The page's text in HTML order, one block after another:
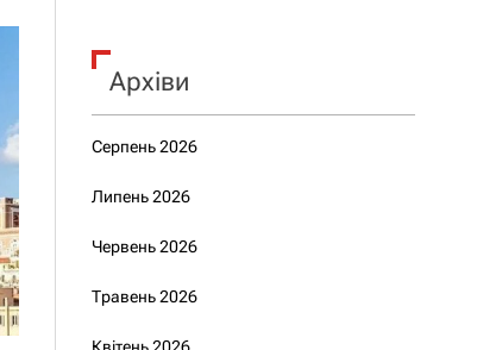
Архіви
Серпень 2026
Липень 2026
Червень 2026
Травень 2026